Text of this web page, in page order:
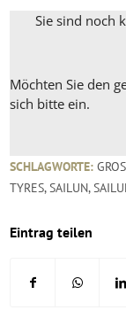
Sie sind noch
Möchten Sie den
sich bitte ein.
SCHLAGWORTE:
TYRES,SAILUN,
Eintrag teilen